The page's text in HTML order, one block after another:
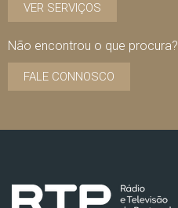
VER SERVIÇOS
Não encontrou o que procura?
FALE CONNOSCO